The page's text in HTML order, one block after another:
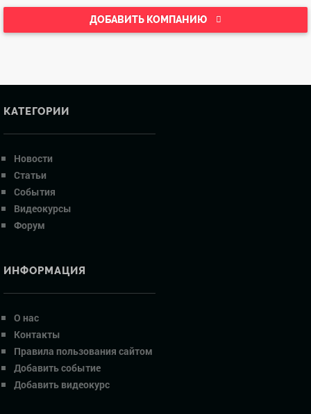
ДОБАВИТЬ КОМПАНИЮ
КАТЕГОРИИ
Новости
Статьи
События
Видеокурсы
Форум
ИНФОРМАЦИЯ
О нас
Контакты
Правила пользования сайтом
Добавить событие
Добавить видеокурс